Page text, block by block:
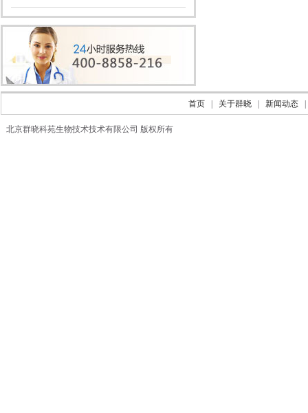
首页 关于群晓 新闻动态
北京群晓科苑生物技术技术有限公司 版权所有